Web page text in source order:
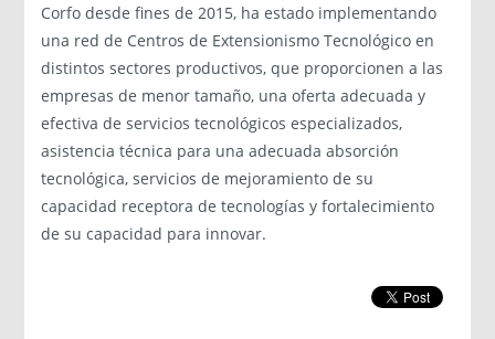
Corfo desde fines de 2015, ha estado implementando
una red de Centros de Extensionismo Tecnológico en
distintos sectores productivos, que proporcionen a las
empresas de menor tamaño, una oferta adecuada y
efectiva de servicios tecnológicos especializados,
asistencia técnica para una adecuada absorción
tecnológica, servicios de mejoramiento de su
capacidad receptora de tecnologías y fortalecimiento
de su capacidad para innovar.